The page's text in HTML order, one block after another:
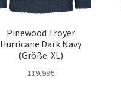
Pinewood Troyer
Hurricane Dark Navy
(Größe: XL)
119,99€